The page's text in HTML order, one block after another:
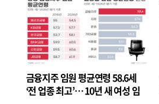
금융지주 임원 평균연령 58.6세
‘전 업종 최고’… 10년 새 여성 임